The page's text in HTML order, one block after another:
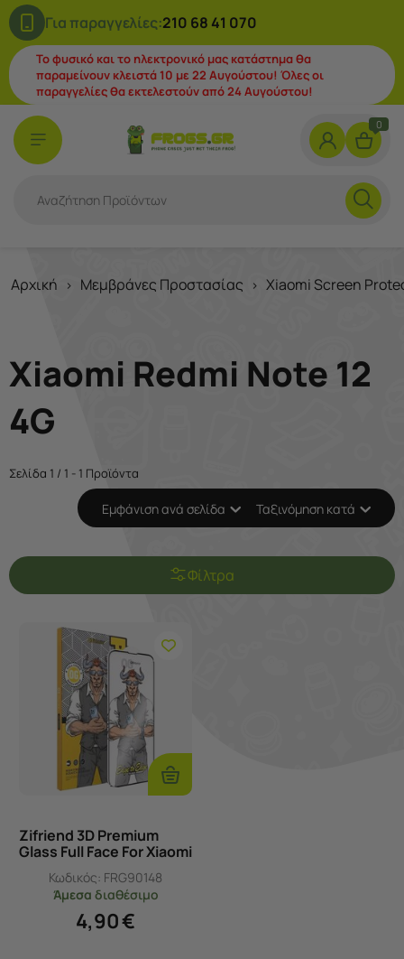
Για παραγγελίες:210 68 41 070
Το φυσικό και το ηλεκτρονικό μας κατάστημα θα
παραμείνουν κλειστά 10 με 22 Αυγούστου! Όλες οι
παραγγελίες θα εκτελεστούν από 24 Αυγούστου!
0
Αρχική > Μεμβράνες Προστασίας > Xiaomi Screen
Xiaomi Redmi Note 12
4G
Σελίδα 1 / 1 - 1 Προϊόντα
Εμφάνιση ανά σελίδα Ταξινόμηση κατά
Φίλτρα
Προσθήκη
Στο
Καλάθι
Zifriend 3D Premium
Glass Full Face For Xiaomi
Redmi Note 12 4G
Κωδικός: FRG90148
Άμεσα διαθέσιμο
4,90€